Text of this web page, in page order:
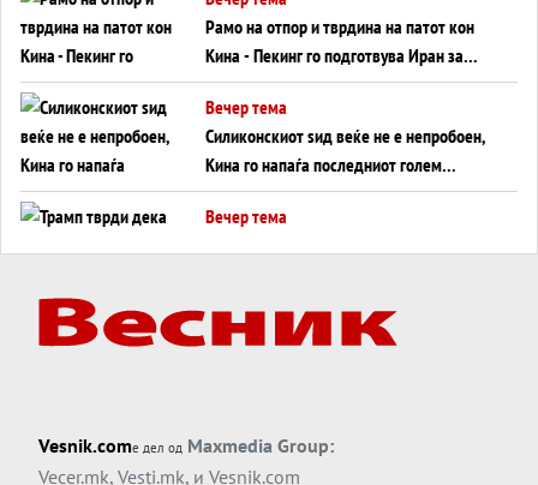
Рамо на отпор и тврдина на патот кон
Кина - Пекинг го подготвува Иран за
американска копнена инвазија
Вечер тема
Силиконскиот ѕид веќе не е непробоен,
Кина го напаѓа последниот голем
монопол на Западот?
Вечер тема
Вечер тема
ДЛАБОКО УДОЛУ: Сметководствените
Вечер тема
АТОМСКО ДОМИНО НА БЛИСКИОТ
Vesnik.comе дел од Maxmedia Group:
Vecer.mk, Vesti.mk, и Vesnik.com